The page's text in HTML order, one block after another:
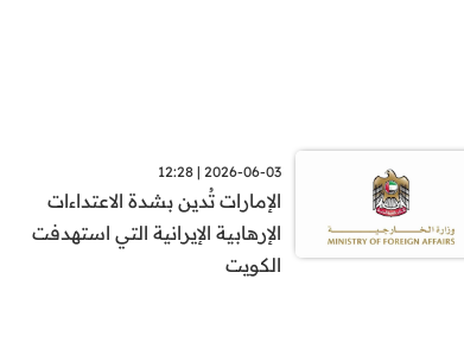
2026-06-03 | 12:28
الإمارات تُدين بشدة الاعتداءات
الإرهابية الإيرانية التي استهدفت
الكويت